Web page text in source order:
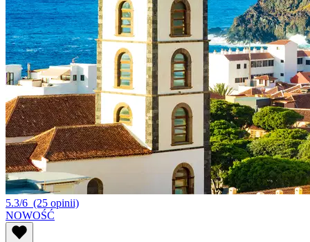
5.3/6 (25 opinii)
NOWOŚĆ